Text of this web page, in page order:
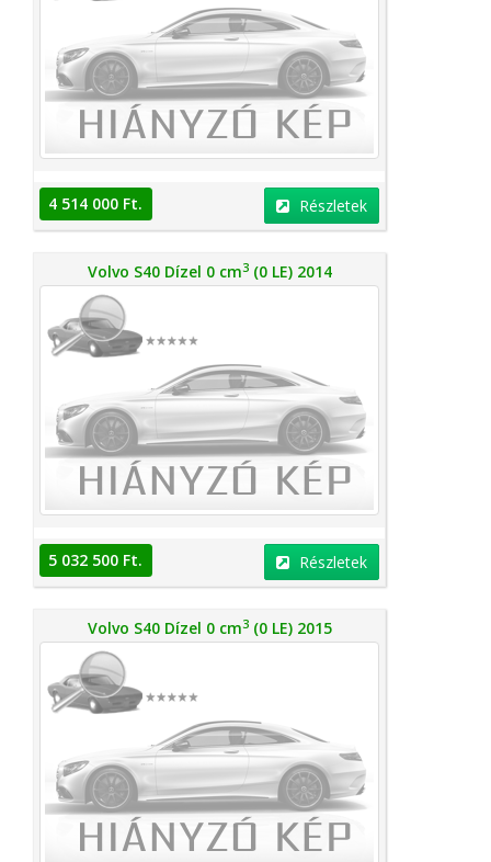
4 514 000 Ft. Részletek
Volvo S40 Dízel 0 cm3(0 LE) 2014
5 032 500 Ft. Részletek
Volvo S40 Dízel 0 cm3(0 LE) 2015